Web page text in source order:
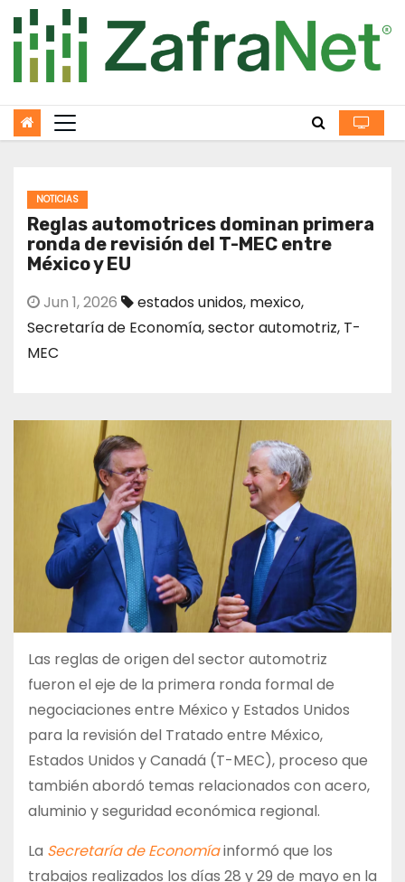
to
content
NOTICIAS
Reglas automotrices dominan primera
ronda de revisión del T-MEC entre
México y EU
Jun 1, 2026 estados unidos, mexico,
Secretaría de Economía,sector automotriz, T-
MEC
Las reglas de origen del sector automotriz
fueron el eje de la primera ronda formal de
negociaciones entre México y Estados Unidos
para la revisión del Tratado entre México,
Estados Unidos y Canadá (T-MEC), proceso que
también abordó temas relacionados con acero,
aluminio y seguridad económica regional.
La Secretaría de Economíainformó que los
trabajos realizados los días 28 y 29 de mayo en la